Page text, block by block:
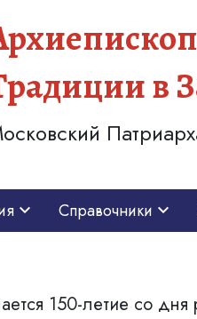
в
Справочники
150-летие со